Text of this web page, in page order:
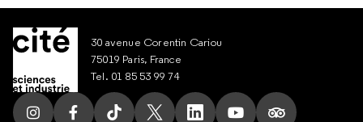
30 avenue Corentin Cariou
75019 Paris, France
Tel. 01 85 53 99 74